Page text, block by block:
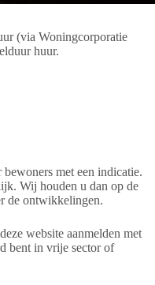
(via Woningcorporatie
huur.
met een indicatie.
Wij houden u dan op de
de ontwikkelingen.
website aanmelden met
bent in vrije sector of